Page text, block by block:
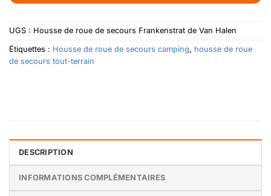
UGS : Housse de roue de secours Frankenstrat de Van Halen
Étiquettes : Housse de roue de secours camping, housse de roue
de secours tout-terrain
DESCRIPTION
INFORMATIONS COMPLÉMENTAIRES